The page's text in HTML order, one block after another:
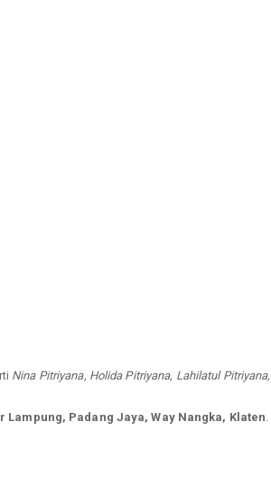
Nina Pitriyana, Holida Pitriyana, Lahilatul
Lampung, Padang Jaya, Way Nangka, Klaten